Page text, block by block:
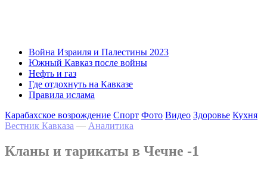
Война Израиля и Палестины 2023
Южный Кавказ после войны
Нефть и газ
Где отдохнуть на Кавказе
Правила ислама
Карабахское возрождение Спорт Фото Видео Здоровье Кухня
Вестник Кавказа — Аналитика
Кланы и тарикаты в Чечне -1